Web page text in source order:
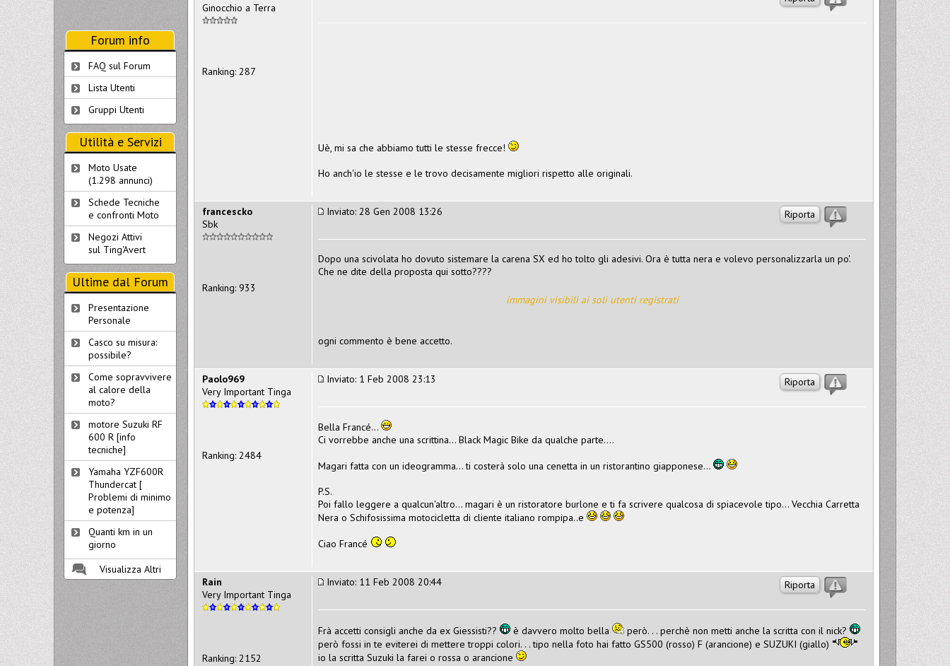
Uè, mi sa che abbiamo tutti le stesse frecce!
Ho anch'io le stesse e le trovo decisamente migliori rispetto alle originali.
Ginocchio a Terra
Ranking: 287
Riporta
Inviato: 28 Gen 2008 13:26
Dopo una scivolata ho dovuto sistemare la carena SX ed ho tolto gli adesivi. Ora è tutta nera e volevo personalizzarla un po'.
Che ne dite della proposta qui sotto????
immagini visibili ai soli utenti registrati
ogni commento è bene accetto.
francescko
Sbk
Ranking: 933
Riporta
Inviato: 1 Feb 2008 23:13
Bella Francé...
Ci vorrebbe anche una scrittina... Black Magic Bike da qualche parte....
Magari fatta con un ideogramma... ti costerà solo una cenetta in un ristorantino giapponese...
P.S.
Poi fallo leggere a qualcun'altro... magari è un ristoratore burlone e ti fa scrivere qualcosa di spiacevole tipo... Vecchia Carretta
Nera o Schifosissima motocicletta di cliente italiano rompipa..e
Ciao Francé
Paolo969
Very Important Tinga
Ranking: 2484
Riporta
Inviato: 11 Feb 2008 20:44
Frà accetti consigli anche da ex Giessisti?? è davvero molto bella
però. . . perchè non metti anche la scritta con il nick?
però fossi in te eviterei di mettere troppi colori. . . tipo nella foto hai fatto GS500 (rosso) F (arancione) e SUZUKI (giallo)
io la scritta Suzuki la farei o rossa o arancione
Rain
Very Important Tinga
Ranking: 2152
Forum info
FAQ sul Forum
Lista Utenti
Gruppi Utenti
Utilità e Servizi
Moto Usate
(1.298 annunci)
Schede Tecniche
e confronti Moto
Negozi Attivi
sul Ting'Avert
Ultime dal Forum
Presentazione
Personale
Casco su misura:
possibile?
Come sopravvivere
al calore della
moto?
motore Suzuki RF
600 R [info
tecniche]
Yamaha YZF600R
Thundercat [
Problemi di minimo
e potenza]
Quanti km in un
giorno
Visualizza Altri